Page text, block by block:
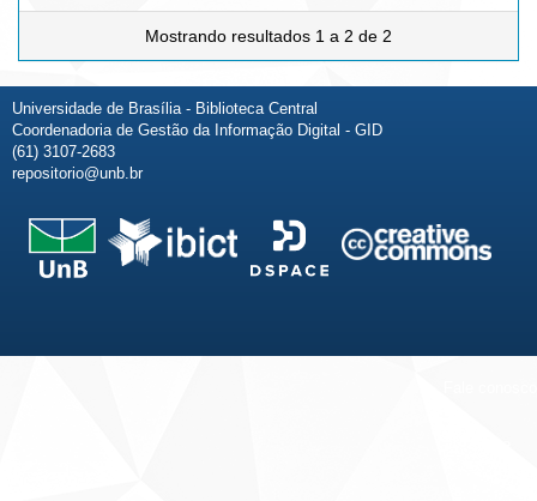
Mostrando resultados 1 a 2 de 2
Universidade de Brasília - Biblioteca Central
Coordenadoria de Gestão da Informação Digital - GID
(61) 3107-2683
repositorio@unb.br